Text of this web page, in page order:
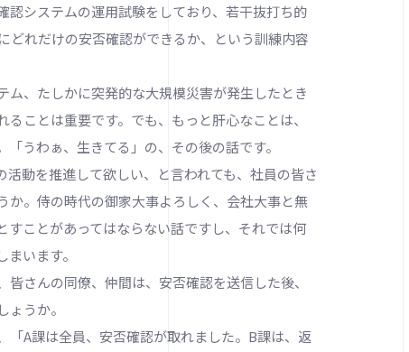
認システムの運用試験をしており、若干抜打ち的
どれだけの安否確認ができるか、という訓練内容
、たしかに突発的な大規模災害が発生したとき
ことは重要です。でも、もっと肝心なことは、
うわぁ、生きてる」の、その後の話です。
動を推進して欲しい、と言われても、社員の皆さ
。侍の時代の御家大事よろしく、会社大事と無
ことがあってはならない話ですし、それでは何
います。
さんの同僚、仲間は、安否確認を送信した後、
うか。
A課は全員、安否確認が取れました。B課は、返